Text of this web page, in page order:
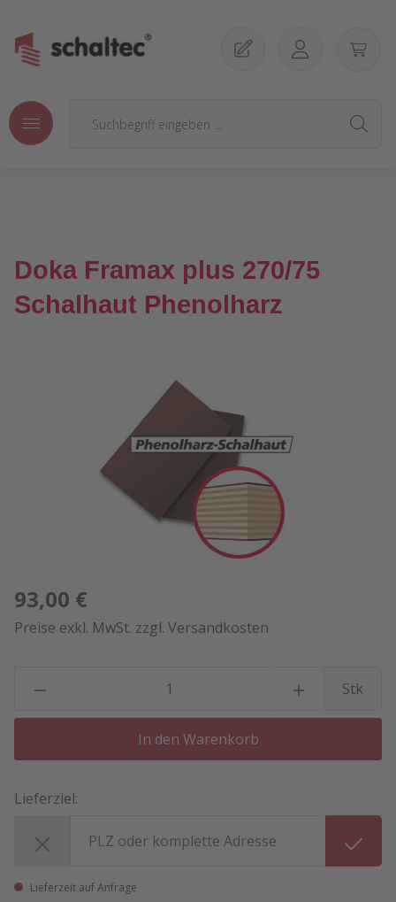
Doka Framax plus 270/75
Schalhaut Phenolharz
Bildergalerie überspringen
93,00 €
Preise exkl. MwSt. zzgl. Versandkosten
Stk
In den Warenkorb
Lieferziel:
Lieferzeit auf Anfrage